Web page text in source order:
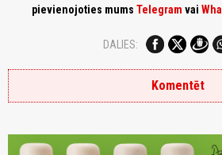
pievienojoties mums Telegram vai
DALIES:
Komentēt